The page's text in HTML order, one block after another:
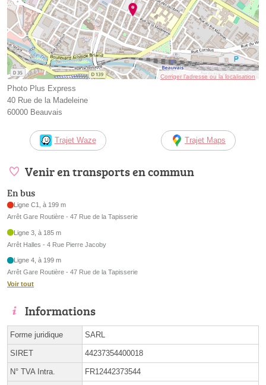
Corriger l’adresse ou la localisation
Photo Plus Express
40 Rue de la Madeleine
60000 Beauvais
Trajet Waze Trajet Maps
Venir en transports en commun
En bus
Ligne C1, à 199 m
Arrêt Gare Routière - 47 Rue de la Tapisserie
Ligne 3, à 185 m
Arrêt Halles - 4 Rue Pierre Jacoby
Ligne 4, à 199 m
Arrêt Gare Routière - 47 Rue de la Tapisserie
Voir tout
Informations
Forme juridique SARL
SIRET 44237354400018
N° TVA Intra. FR12442373544